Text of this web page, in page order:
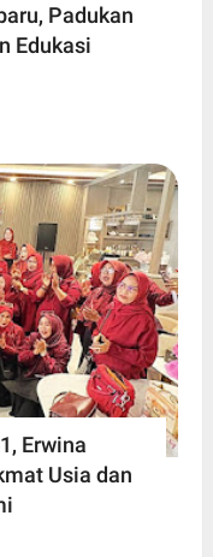
Padukan
Edukasi
Erwina
Usia dan